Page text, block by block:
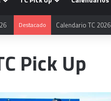
Destacado Calendario TC 2026
Pick Up